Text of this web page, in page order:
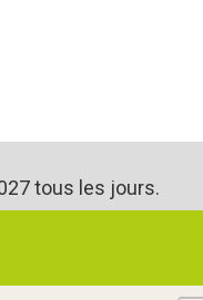
tous les jours.